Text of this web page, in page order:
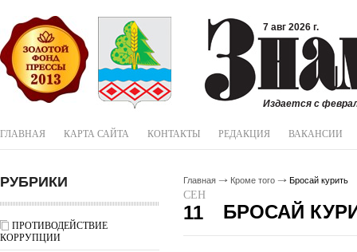
7 авг 2026 г.
Издается с
ГЛАВНАЯ КАРТА САЙТА КОНТАКТЫ РЕДАКЦИЯ ВАКАНСИИ
РУБРИКИ
ПРОТИВОДЕЙСТВИЕ
КОРРУПЦИИ
Главная Кроме того Бросай курить
СЕН
11 БРОСАЙ